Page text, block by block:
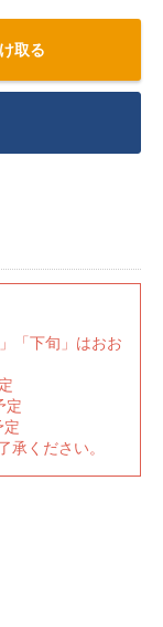
取る
「下旬」はおお
定
定
承ください。